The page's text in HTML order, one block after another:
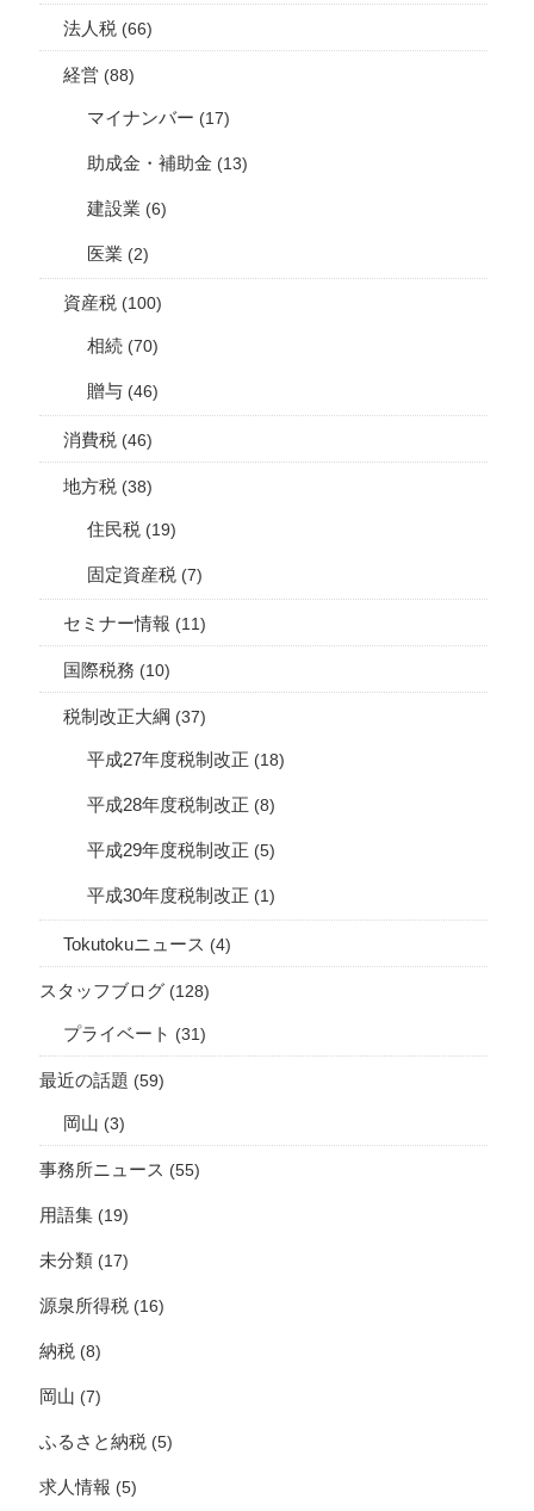
法人税 (66)
経営 (88)
マイナンバー (17)
助成金・補助金 (13)
建設業 (6)
医業 (2)
資産税 (100)
相続 (70)
贈与 (46)
消費税 (46)
地方税 (38)
住民税 (19)
固定資産税 (7)
セミナー情報 (11)
国際税務 (10)
税制改正大綱 (37)
平成27年度税制改正 (18)
平成28年度税制改正 (8)
平成29年度税制改正 (5)
平成30年度税制改正 (1)
Tokutokuニュース (4)
スタッフブログ (128)
プライベート (31)
最近の話題 (59)
岡山 (3)
事務所ニュース (55)
用語集 (19)
未分類 (17)
源泉所得税 (16)
納税 (8)
岡山 (7)
ふるさと納税 (5)
求人情報 (5)